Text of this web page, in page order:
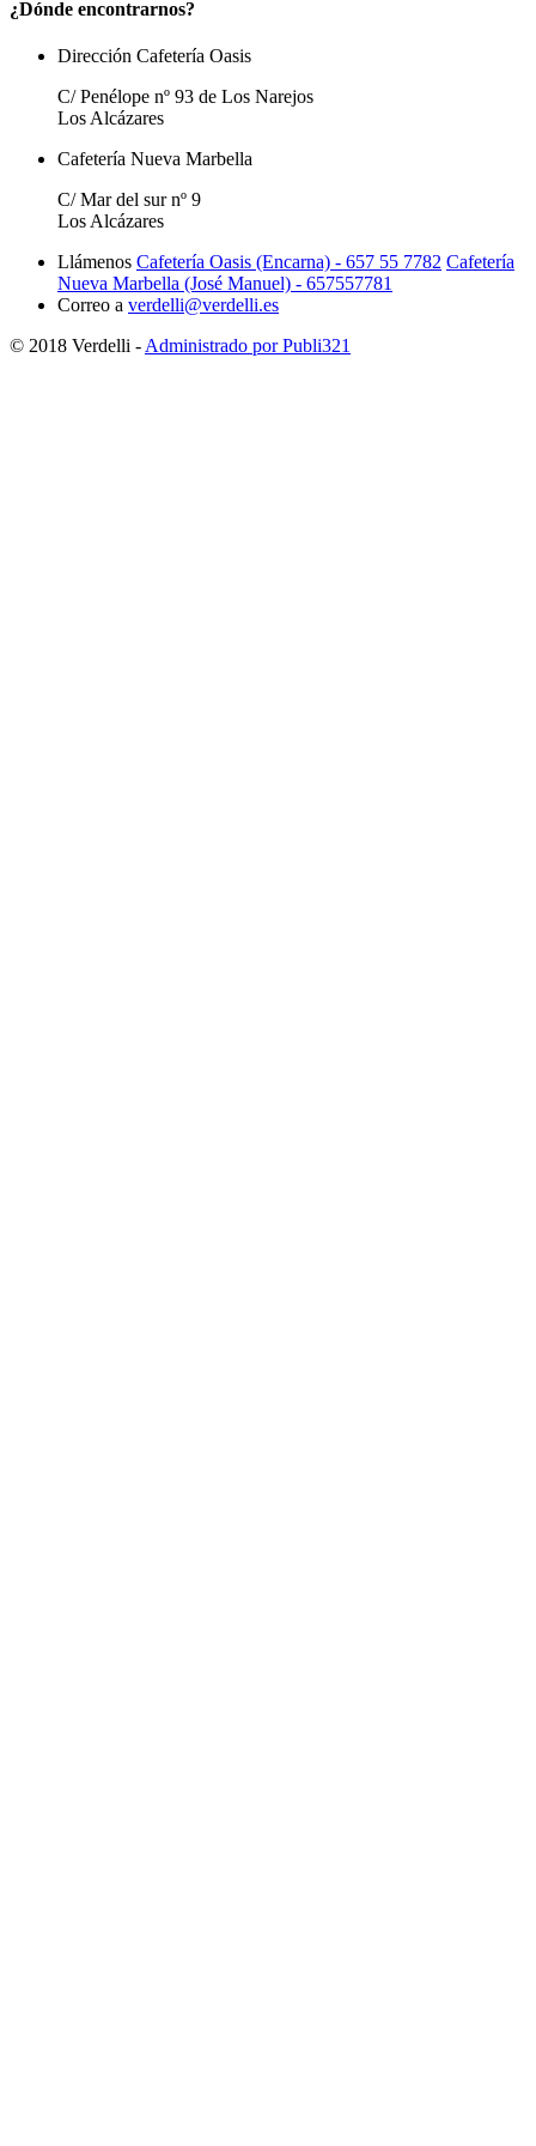
¿Dónde encontrarnos?
Dirección Cafetería Oasis
C/ Penélope nº 93 de Los Narejos
Los Alcázares
Cafetería Nueva Marbella
C/ Mar del sur nº 9
Los Alcázares
Llámenos Cafetería Oasis (Encarna) - 657 55 7782 Cafetería
Nueva Marbella (José Manuel) - 657557781
Correo a verdelli@verdelli.es
© 2018 Verdelli - Administrado por Publi321